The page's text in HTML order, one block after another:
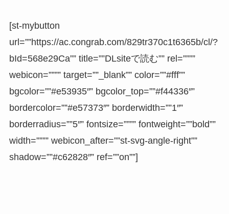
[st-mybutton
url=””https://ac.congrab.com/829tr370c1t6365b/cl/?
bId=568e29Ca”” title=””DLsiteで読む”” rel=””””
webicon=”””” target=””_blank”” color=””#fff””
bgcolor=””#e53935″” bgcolor_top=””#f44336″”
bordercolor=””#e57373″” borderwidth=””1″”
borderradius=””5″” fontsize=”””” fontweight=””bold””
width=”””” webicon_after=””st-svg-angle-right””
shadow=””#c62828″” ref=””on””]